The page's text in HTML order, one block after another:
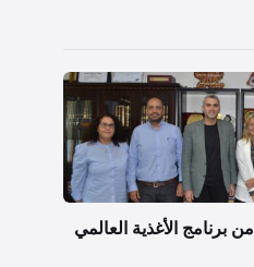
برنامج الأغذية العالمي